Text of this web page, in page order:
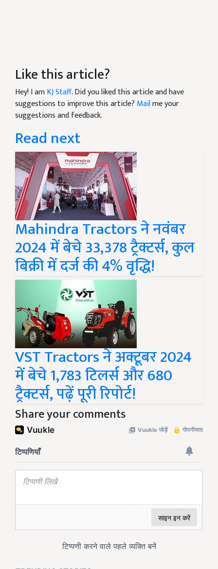
Like this article?
Hey! I amKJ Staff. Did you liked this article and have
suggestions to improve this article? Mailme your
suggestions and feedback.
Read next
Mahindra Tractors ने नवंबर
2024 में बेचे 33,378 ट्रैक्टर्स, कुल
बिक्री में दर्ज की 4% वृद्धि!
VST Tractors ने अक्टूबर 2024
में बेचे 1,783 टिलर्स और 680
ट्रैक्टर्स, पढ़ें पूरी रिपोर्ट!
Share your comments